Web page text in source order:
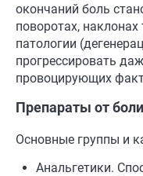
окончаний боль
поворотах, наклонах
патологии
прогрессировать
провоцирующих
Препараты от
Основные группы и
Анальгетики.